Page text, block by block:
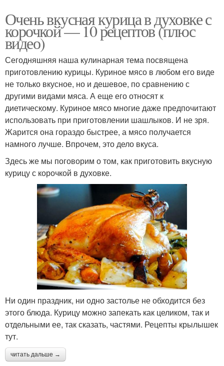
Очень вкусная курица в духовке с
корочкой — 10 рецептов (плюс
видео)
Сегодняшняя наша кулинарная тема посвящена
приготовлению курицы. Куриное мясо в любом его виде
не только вкусное, но и дешевое, по сравнению с
другими видами мяса. А еще его относят к
диетическому. Куриное мясо многие даже предпочитают
использовать при приготовлении шашлыков. И не зря.
Жарится она гораздо быстрее, а мясо получается
намного лучше. Впрочем, это дело вкуса.
Здесь же мы поговорим о том, как приготовить вкусную
курицу с корочкой в духовке.
Ни один праздник, ни одно застолье не обходится без
этого блюда. Курицу можно запекать как целиком, так и
отдельными ее, так сказать, частями. Рецепты крылышек
тут.
читать дальше →